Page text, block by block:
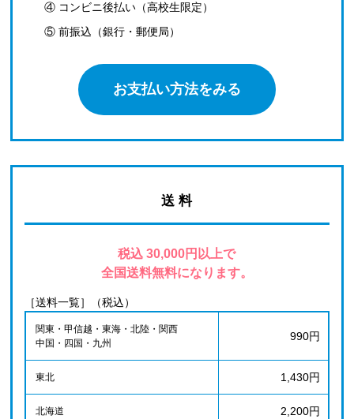
④ コンビニ後払い（高校生限定）
⑤ 前振込（銀行・郵便局）
お支払い方法をみる
送 料
税込 30,000円以上で
全国送料無料になります。
［送料一覧］（税込）
関東・甲信越・東海・北陸・関西
中国・四国・九州
990円
東北 1,430円
北海道 2,200円